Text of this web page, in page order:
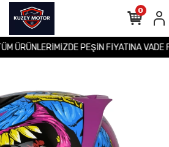
TÜM ÜRÜNLERİMİZDE PEŞİN FİYATINA
0